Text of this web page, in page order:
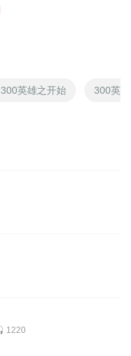
300英雄之开始 300英
1220